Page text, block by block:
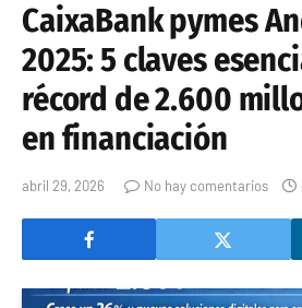
CaixaBank pymes
2025: 5 claves
récord de 2.600
en financiación
abril 29, 2026 No hay comentarios